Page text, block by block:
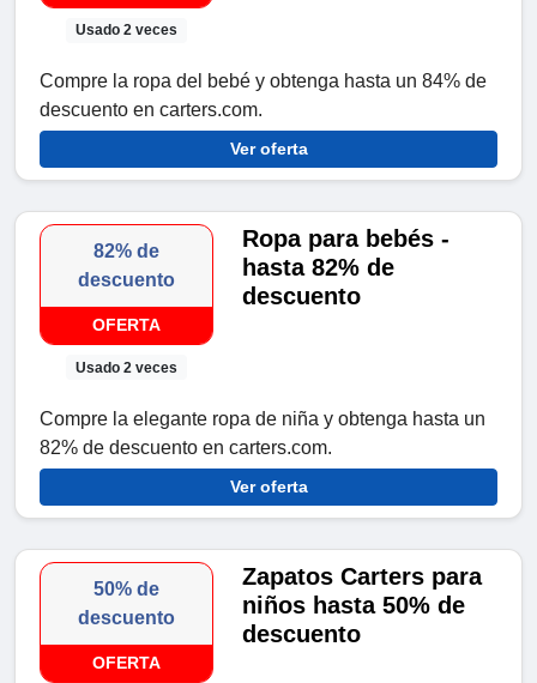
Usado 2 veces
Compre la ropa del bebé y obtenga hasta un 84% de
descuento en carters.com.
Ver oferta
82% de
descuento
OFERTA
Usado 2 veces
Ropa para bebés -
hasta 82% de
descuento
Compre la elegante ropa de niña y obtenga hasta un
82% de descuento en carters.com.
Ver oferta
50% de
descuento
OFERTA
Zapatos Carters para
niños hasta 50% de
descuento